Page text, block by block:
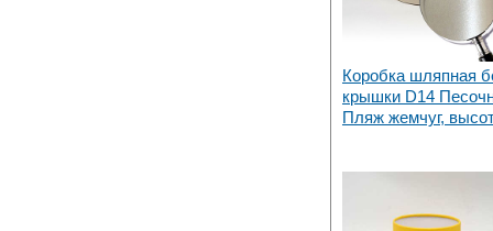
Коробка шляпная
крышки D14
Пляж жемчуг,